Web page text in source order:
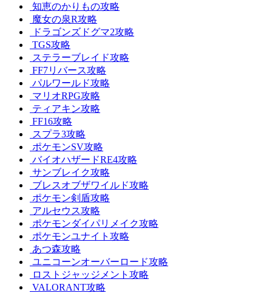
知恵のかりもの攻略
魔女の泉R攻略
ドラゴンズドグマ2攻略
TGS攻略
ステラーブレイド攻略
FF7リバース攻略
パルワールド攻略
マリオRPG攻略
ティアキン攻略
FF16攻略
スプラ3攻略
ポケモンSV攻略
バイオハザードRE4攻略
サンブレイク攻略
ブレスオブザワイルド攻略
ポケモン剣盾攻略
アルセウス攻略
ポケモンダイパリメイク攻略
ポケモンユナイト攻略
あつ森攻略
ユニコーンオーバーロード攻略
ロストジャッジメント攻略
VALORANT攻略